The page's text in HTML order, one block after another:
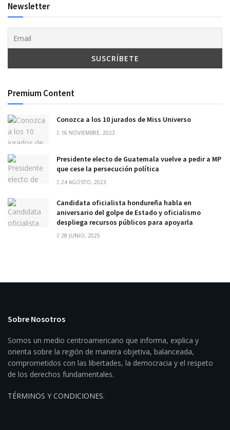
Newsletter
Premium Content
Conozca a los 10 jurados de Miss Universo
16 NOVIEMBRE, 2023
Presidente electo de Guatemala vuelve a pedir a MP
que cese la persecución política
24 AGOSTO, 2023
Candidata oficialista hondureña habla en
aniversario del golpe de Estado y oficialismo
despliega recursos públicos para apoyarla
28 JUNIO, 2025
Sobre Nosotros
Somos un medio centroamericano que informa, explica y
orienta sobre la región de manera objetiva, balanceada,
comprometidos con las libertades, la democracia y el respeto
de los derechos fundamentales.
TÉRMINOS Y CONDICIONES.